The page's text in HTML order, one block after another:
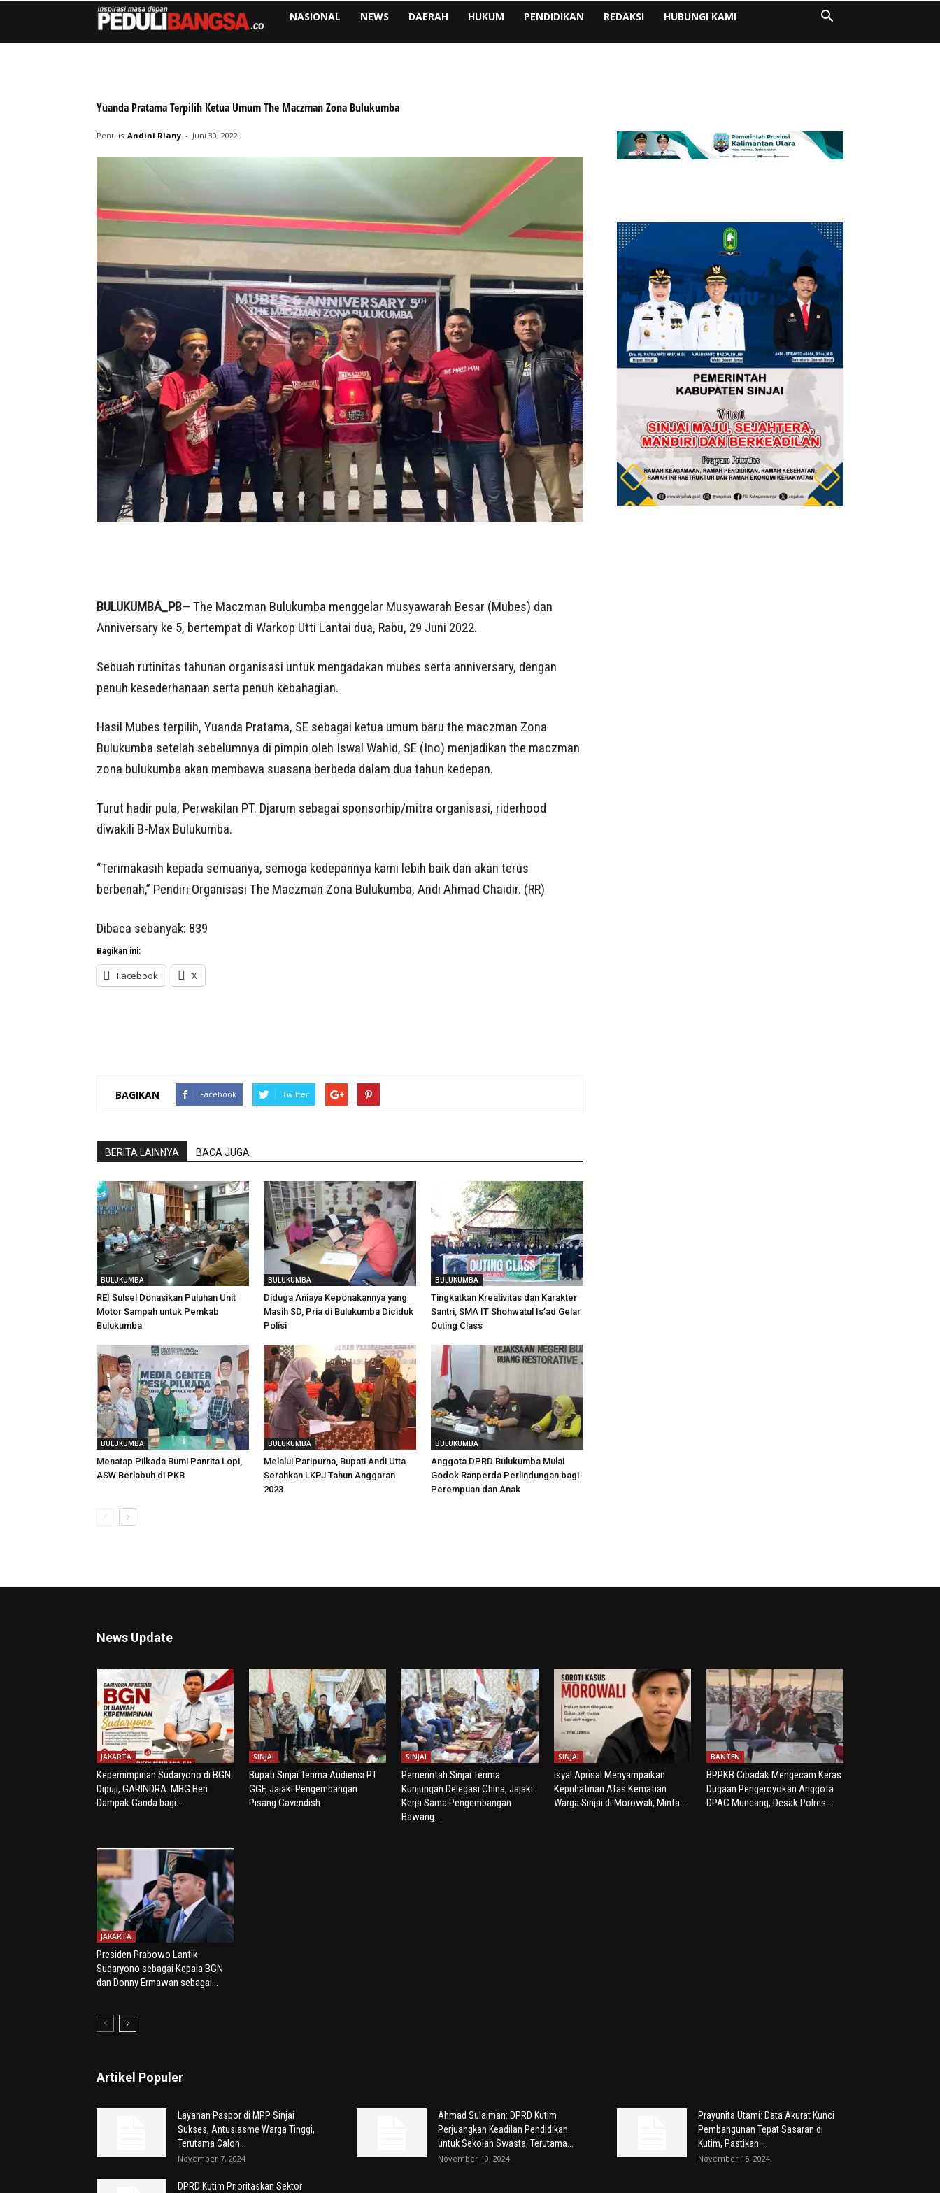
NASIONAL NEWS DAERAH HUKUM PENDIDIKAN REDAKSI HUBUNGI KAMI
Yuanda Pratama Terpilih Ketua Umum The Maczman Zona Bulukumba
Penulis Andini Riany - Juni 30, 2022
BULUKUMBA_PB—The Maczman Bulukumba menggelar Musyawarah Besar (Mubes) dan
Anniversary ke 5, bertempat di Warkop Utti Lantai dua, Rabu, 29 Juni 2022.
Sebuah rutinitas tahunan organisasi untuk mengadakan mubes serta anniversary, dengan
penuh kesederhanaan serta penuh kebahagian.
Hasil Mubes terpilih, Yuanda Pratama, SE sebagai ketua umum baru the maczman Zona
Bulukumba setelah sebelumnya di pimpin oleh Iswal Wahid, SE (Ino) menjadikan the maczman
zona bulukumba akan membawa suasana berbeda dalam dua tahun kedepan.
Turut hadir pula, Perwakilan PT. Djarum sebagai sponsorhip/mitra organisasi, riderhood
diwakili B-Max Bulukumba.
“Terimakasih kepada semuanya, semoga kedepannya kami lebih baik dan akan terus
berbenah,” Pendiri Organisasi The Maczman Zona Bulukumba, Andi Ahmad Chaidir. (RR)
Dibaca sebanyak: 839
Bagikan ini:
Facebook X
BAGIKAN Facebook Twitter
BERITA LAINNYA BACA JUGA
BULUKUMBA
REI Sulsel Donasikan Puluhan Unit
Motor Sampah untuk Pemkab
Bulukumba
BULUKUMBA
Diduga Aniaya Keponakannya yang
Masih SD, Pria di Bulukumba Diciduk
Polisi
BULUKUMBA
Tingkatkan Kreativitas dan Karakter
Santri, SMA IT Shohwatul Is’ad Gelar
Outing Class
BULUKUMBA
Menatap Pilkada Bumi Panrita Lopi,
ASW Berlabuh di PKB
BULUKUMBA
Melalui Paripurna, Bupati Andi Utta
Serahkan LKPJ Tahun Anggaran
2023
BULUKUMBA
Anggota DPRD Bulukumba Mulai
Godok Ranperda Perlindungan bagi
Perempuan dan Anak
News Update
JAKARTA
Kepemimpinan Sudaryono di BGN
Dipuji, GARINDRA: MBG Beri
Dampak Ganda bagi...
SINJAI
Bupati Sinjai Terima Audiensi PT
GGF, Jajaki Pengembangan
Pisang Cavendish
SINJAI
Pemerintah Sinjai Terima
Kunjungan Delegasi China, Jajaki
Kerja Sama Pengembangan
Bawang...
SINJAI
Isyal Aprisal Menyampaikan
Keprihatinan Atas Kematian
Warga Sinjai di Morowali, Minta...
BANTEN
BPPKB Cibadak Mengecam Keras
Dugaan Pengeroyokan Anggota
DPAC Muncang, Desak Polres...
JAKARTA
Presiden Prabowo Lantik
Sudaryono sebagai Kepala BGN
dan Donny Ermawan sebagai...
Artikel Populer
Layanan Paspor di MPP Sinjai
Sukses, Antusiasme Warga Tinggi,
Terutama Calon...
November 7, 2024
Ahmad Sulaiman: DPRD Kutim
Perjuangkan Keadilan Pendidikan
untuk Sekolah Swasta, Terutama...
November 10, 2024
Prayunita Utami: Data Akurat Kunci
Pembangunan Tepat Sasaran di
Kutim, Pastikan...
November 15, 2024
DPRD Kutim Prioritaskan Sektor